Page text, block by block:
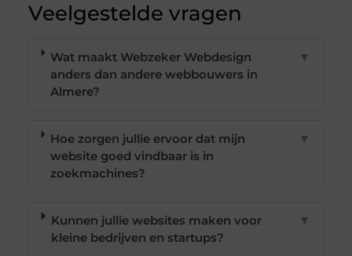
Veelgestelde vragen
Wat maakt Webzeker Webdesign
anders dan andere webbouwers in
Almere?
▼
Hoe zorgen jullie ervoor dat mijn
website goed vindbaar is in
zoekmachines?
▼
Kunnen jullie websites maken voor
kleine bedrijven en startups?
▼